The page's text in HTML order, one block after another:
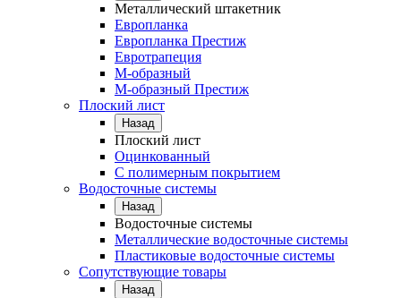
Металлический штакетник
Европланка
Европланка Престиж
Евротрапеция
М-образный
М-образный Престиж
Плоский лист
Назад
Плоский лист
Оцинкованный
С полимерным покрытием
Водосточные системы
Назад
Водосточные системы
Металлические водосточные системы
Пластиковые водосточные системы
Сопутствующие товары
Назад